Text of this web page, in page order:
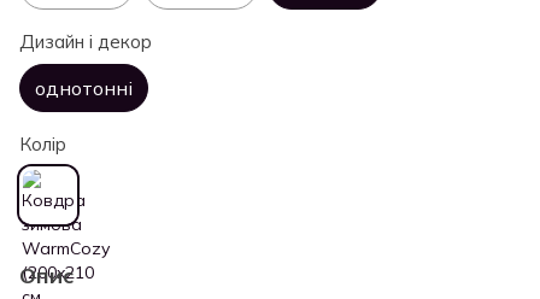
Дизайн і декор
однотонні
Колір
Опис